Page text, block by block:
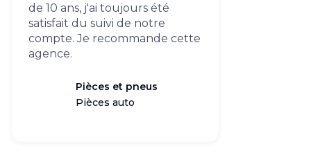
de 10 ans, j'ai toujours été
satisfait du suivi de notre
compte. Je recommande cette
agence.
Pièces et pneus
Pièces auto